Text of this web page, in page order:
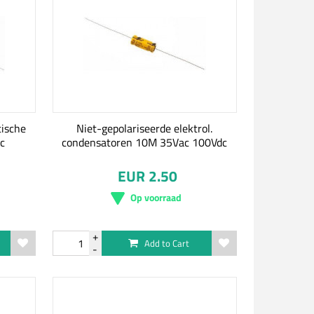
Niet-gepolariseerde elektrol.
condensatoren 10M 35Vac 100Vdc
EUR 2.50
Op voorraad
Add to Cart